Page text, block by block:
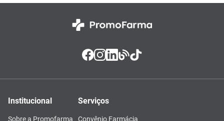
Institucional
Sobre a Promofarma
Serviços
Convênio Farmácia